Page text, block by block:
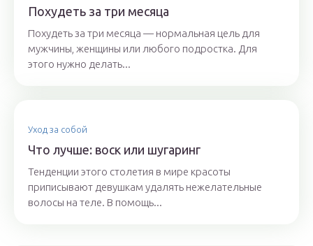
Похудеть за три месяца
Похудеть за три месяца — нормальная цель для
мужчины, женщины или любого подростка. Для
этого нужно делать...
Уход за собой
Что лучше: воск или шугаринг
Тенденции этого столетия в мире красоты
приписывают девушкам удалять нежелательные
волосы на теле. В помощь...